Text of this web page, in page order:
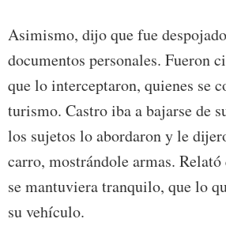
Asimismo, dijo que fue
documentos personales. Fueron
que lo interceptaron, quienes se
turismo. Castro iba a bajarse de
los sujetos lo abordaron y le
carro, mostrándole armas.
se mantuviera tranquilo, que lo
su vehículo.